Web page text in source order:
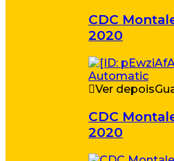
CDC
2020
Ver depois
CDC
2020